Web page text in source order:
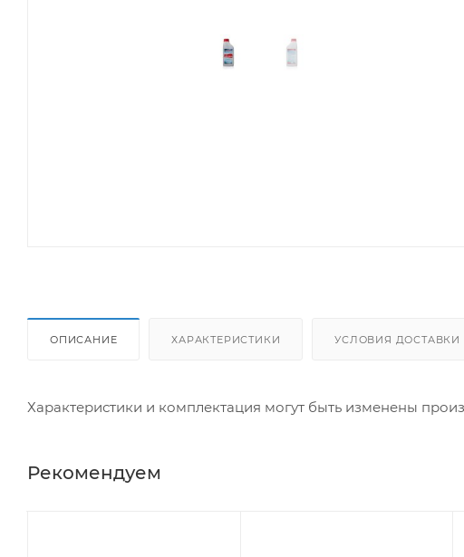
ОПИСАНИЕ ХАРАКТЕРИСТИКИ УСЛОВИЯ ДОСТАВКИ
Характеристики и комплектация могут быть изменены
Рекомендуем